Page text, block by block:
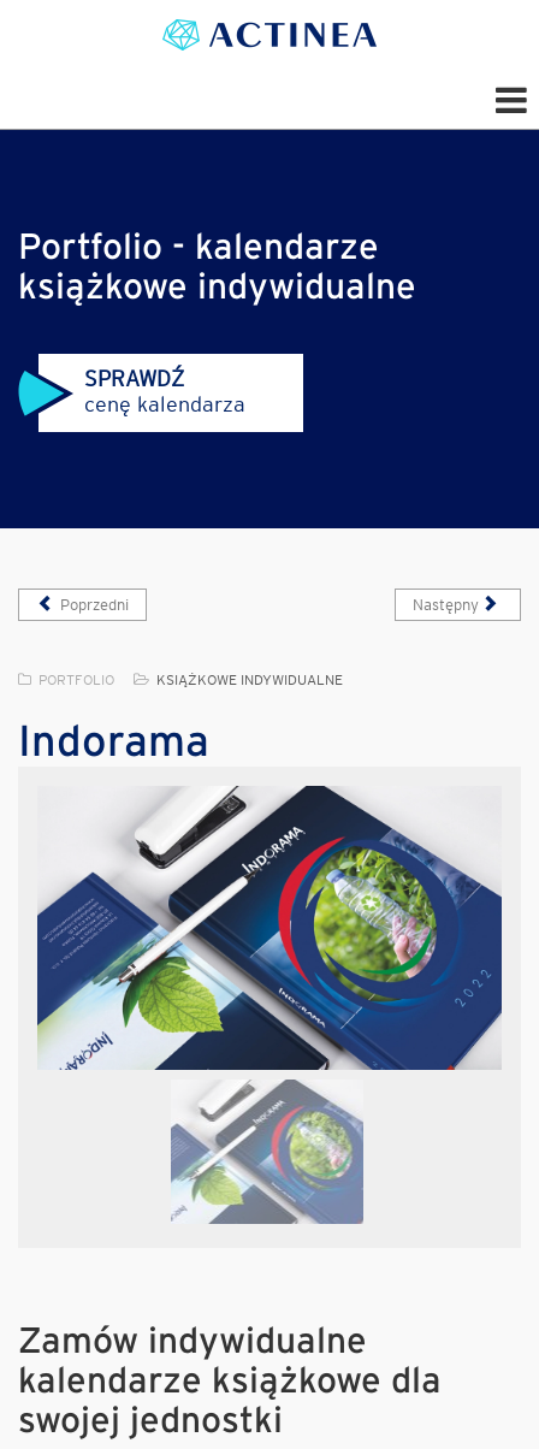
Portfolio - kalendarze
książkowe indywidualne
SPRAWDŹ
cenę kalendarza
Poprzedni Następny
PORTFOLIO KSIĄŻKOWE INDYWIDUALNE
Indorama
Zamów indywidualne
kalendarze książkowe dla
swojej jednostki